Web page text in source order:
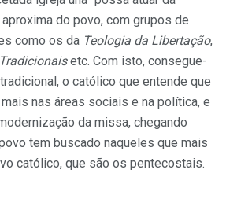
do povo, com grupos de
como os da Teologia da Libertação,
Tradicionaisetc. Com isto, consegue-
o católico que entende que
nas áreas sociais e na política, e
da missa, chegando
tem buscado naqueles que mais
católico, que são os pentecostais.